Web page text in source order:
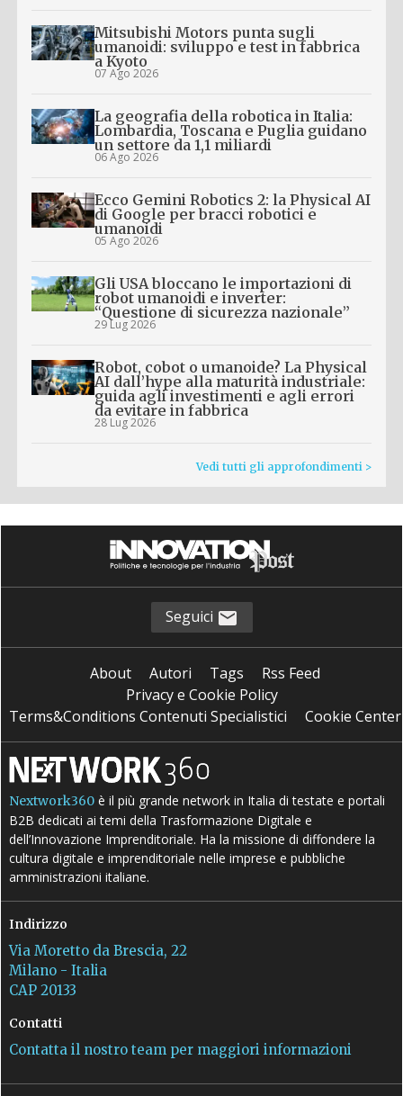
Mitsubishi Motors punta sugli
umanoidi: sviluppo e test in fabbrica
a Kyoto
07 Ago 2026
La geografia della robotica in Italia:
Lombardia, Toscana e Puglia guidano
un settore da 1,1 miliardi
06 Ago 2026
Ecco Gemini Robotics 2: la Physical AI
di Google per bracci robotici e
umanoidi
05 Ago 2026
Gli USA bloccano le importazioni di
robot umanoidi e inverter:
“Questione di sicurezza nazionale”
29 Lug 2026
Robot, cobot o umanoide? La Physical
AI dall’hype alla maturità industriale:
guida agli investimenti e agli errori
da evitare in fabbrica
28 Lug 2026
Vedi tutti gli approfondimenti >
Seguici
About Autori Tags
Rss Feed
Privacy e Cookie Policy
Terms&Conditions Contenuti Specialistici
Cookie Center
Nextwork360 è il più grande network in Italia di testate e portali
B2B dedicati ai temi della Trasformazione Digitale e
dell’Innovazione Imprenditoriale. Ha la missione di diffondere la
cultura digitale e imprenditoriale nelle imprese e pubbliche
amministrazioni italiane.
Indirizzo
Via Moretto da Brescia, 22
Milano - Italia
CAP 20133
Contatti
Contatta il nostro team per maggiori informazioni